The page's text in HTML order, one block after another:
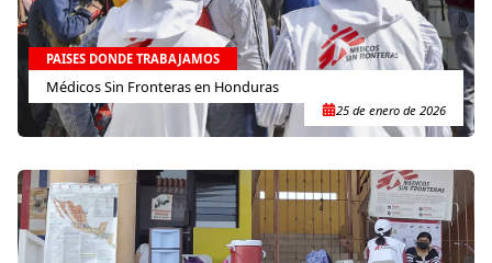
PAISES DONDE TRABAJAMOS
Médicos Sin Fronteras en Honduras
25 de enero de 2026